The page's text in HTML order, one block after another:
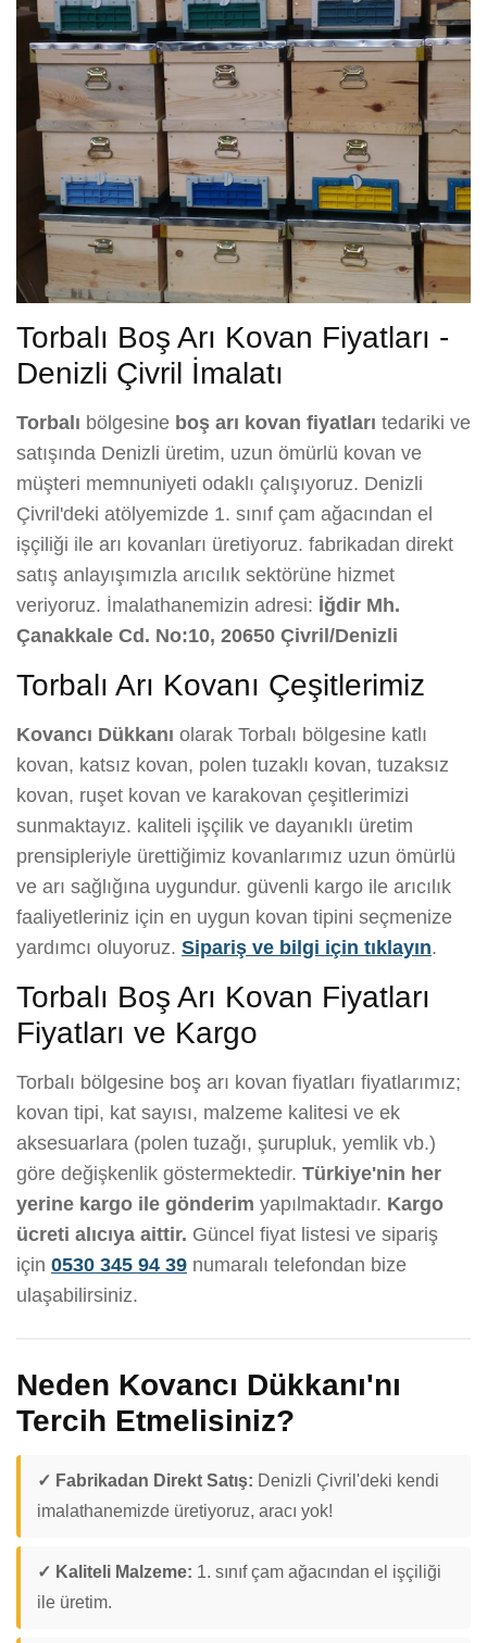
Torbalı Boş Arı Kovan Fiyatları -
Denizli Çivril İmalatı
Torbalı bölgesine boş arı kovan fiyatları tedariki ve
satışında Denizli üretim, uzun ömürlü kovan ve
müşteri memnuniyeti odaklı çalışıyoruz. Denizli
Çivril'deki atölyemizde 1. sınıf çam ağacından el
işçiliği ile arı kovanları üretiyoruz. fabrikadan direkt
satış anlayışımızla arıcılık sektörüne hizmet
veriyoruz. İmalathanemizin adresi: İğdir Mh.
Çanakkale Cd. No:10, 20650 Çivril/Denizli
Torbalı Arı Kovanı Çeşitlerimiz
Kovancı Dükkanı olarak Torbalı bölgesine katlı
kovan, katsız kovan, polen tuzaklı kovan, tuzaksız
kovan, ruşet kovan ve karakovan çeşitlerimizi
sunmaktayız. kaliteli işçilik ve dayanıklı üretim
prensipleriyle ürettiğimiz kovanlarımız uzun ömürlü
ve arı sağlığına uygundur. güvenli kargo ile arıcılık
faaliyetleriniz için en uygun kovan tipini seçmenize
yardımcı oluyoruz. Sipariş ve bilgi için tıklayın.
Torbalı Boş Arı Kovan Fiyatları
Fiyatları ve Kargo
Torbalı bölgesine boş arı kovan fiyatları fiyatlarımız;
kovan tipi, kat sayısı, malzeme kalitesi ve ek
aksesuarlara (polen tuzağı, şurupluk, yemlik vb.)
göre değişkenlik göstermektedir. Türkiye'nin her
yerine kargo ile gönderim yapılmaktadır. Kargo
ücreti alıcıya aittir. Güncel fiyat listesi ve sipariş
için 0530 345 94 39 numaralı telefondan bize
ulaşabilirsiniz.
Neden Kovancı Dükkanı'nı
Tercih Etmelisiniz?
✓ Fabrikadan Direkt Satış: Denizli Çivril'deki kendi
imalathanemizde üretiyoruz, aracı yok!
✓ Kaliteli Malzeme: 1. sınıf çam ağacından el işçiliği
ile üretim.